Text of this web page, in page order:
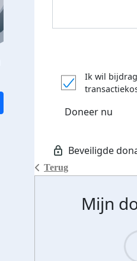
Terug
Ik wil
Doneer nu
Mijn